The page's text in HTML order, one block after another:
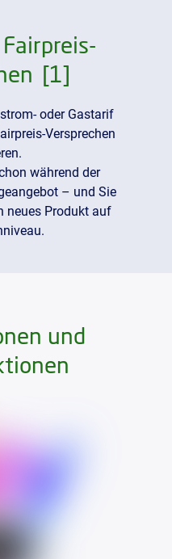
[1]
oder Gastarif
Versprechen
während der
– und Sie
neues Produkt auf
und